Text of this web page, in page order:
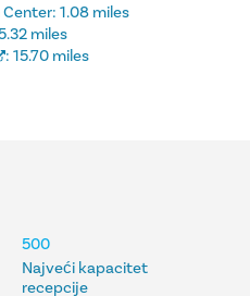
1.08 miles
miles
: 15.70 miles
Najveći kapacitet
recepcije
500